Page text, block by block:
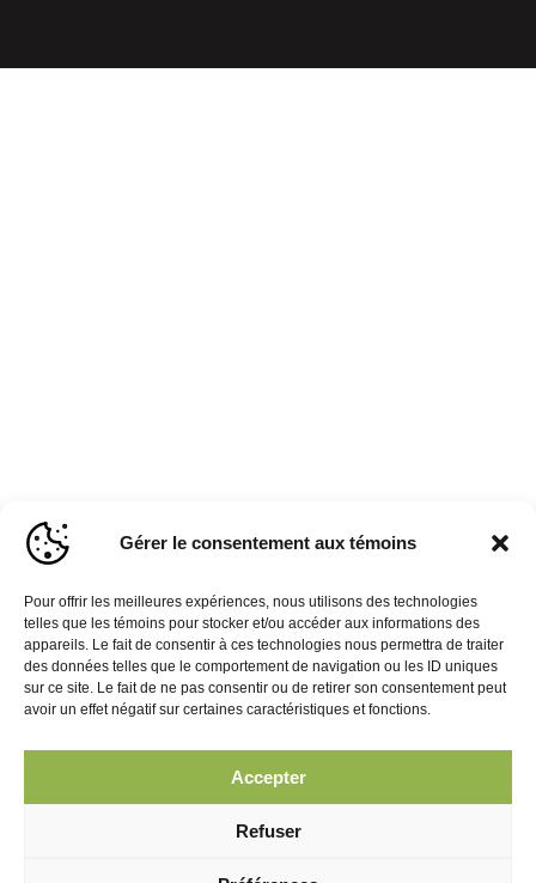
Gérer le consentement aux témoins
Pour offrir les meilleures expériences, nous utilisons des technologies
telles que les témoins pour stocker et/ou accéder aux informations des
appareils. Le fait de consentir à ces technologies nous permettra de traiter
des données telles que le comportement de navigation ou les ID uniques
sur ce site. Le fait de ne pas consentir ou de retirer son consentement peut
avoir un effet négatif sur certaines caractéristiques et fonctions.
Accepter
Refuser